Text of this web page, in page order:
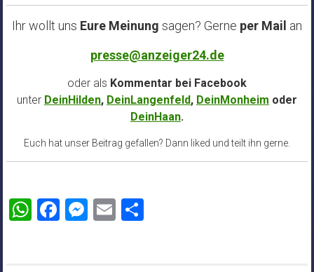
Ihr wollt uns Eure Meinung sagen? Gerne per Mail an
presse@anzeiger24.de
oder als Kommentar bei Facebook
unter DeinHilden, DeinLangenfeld, DeinMonheim oder
DeinHaan.
Euch hat unser Beitrag gefallen? Dann liked und teilt ihn gerne.
WhatsApp
Facebook
Messenger
EmailTeilen